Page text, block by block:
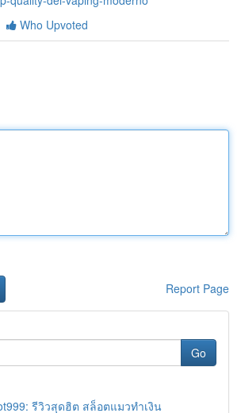
Who Upvoted
Report Page
Go
รีวิวสุดฮิต สล็อตแมวทำเงิน